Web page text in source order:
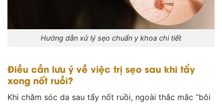
Hướng dẫn xử lý sẹo chuẩn y khoa chi tiết
Điều cần lưu ý về việc trị sẹo sau khi tẩy
xong nốt ruồi?
Khi chăm sóc da sau tẩy nốt ruồi, ngoài thắc mắc “bôi